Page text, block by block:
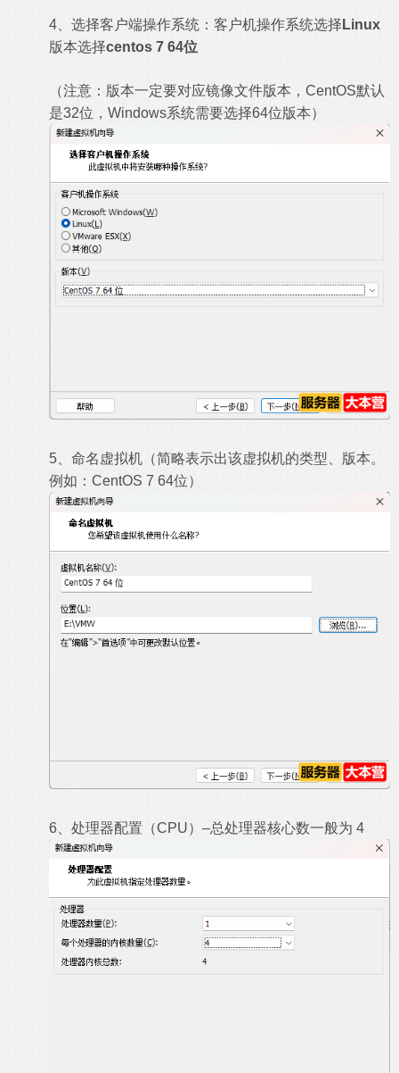
4、选择客户端操作系统：客户机操作系统选择 Linux
版本选择centos 7 64位
（注意：版本一定要对应镜像文件版本，CentOS默认
是32位，Windows系统需要选择64位版本）
5、命名虚拟机（简略表示出该虚拟机的类型、版本。
例如：CentOS 7 64位）
6、处理器配置（CPU）–总处理器核心数一般为 4